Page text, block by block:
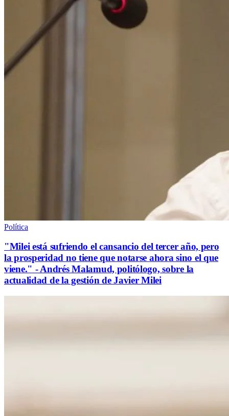
Política
"Milei está sufriendo el cansancio del tercer año, pero
la prosperidad no tiene que notarse ahora sino el que
viene." - Andrés Malamud, politólogo, sobre la
actualidad de la gestión de Javier Milei